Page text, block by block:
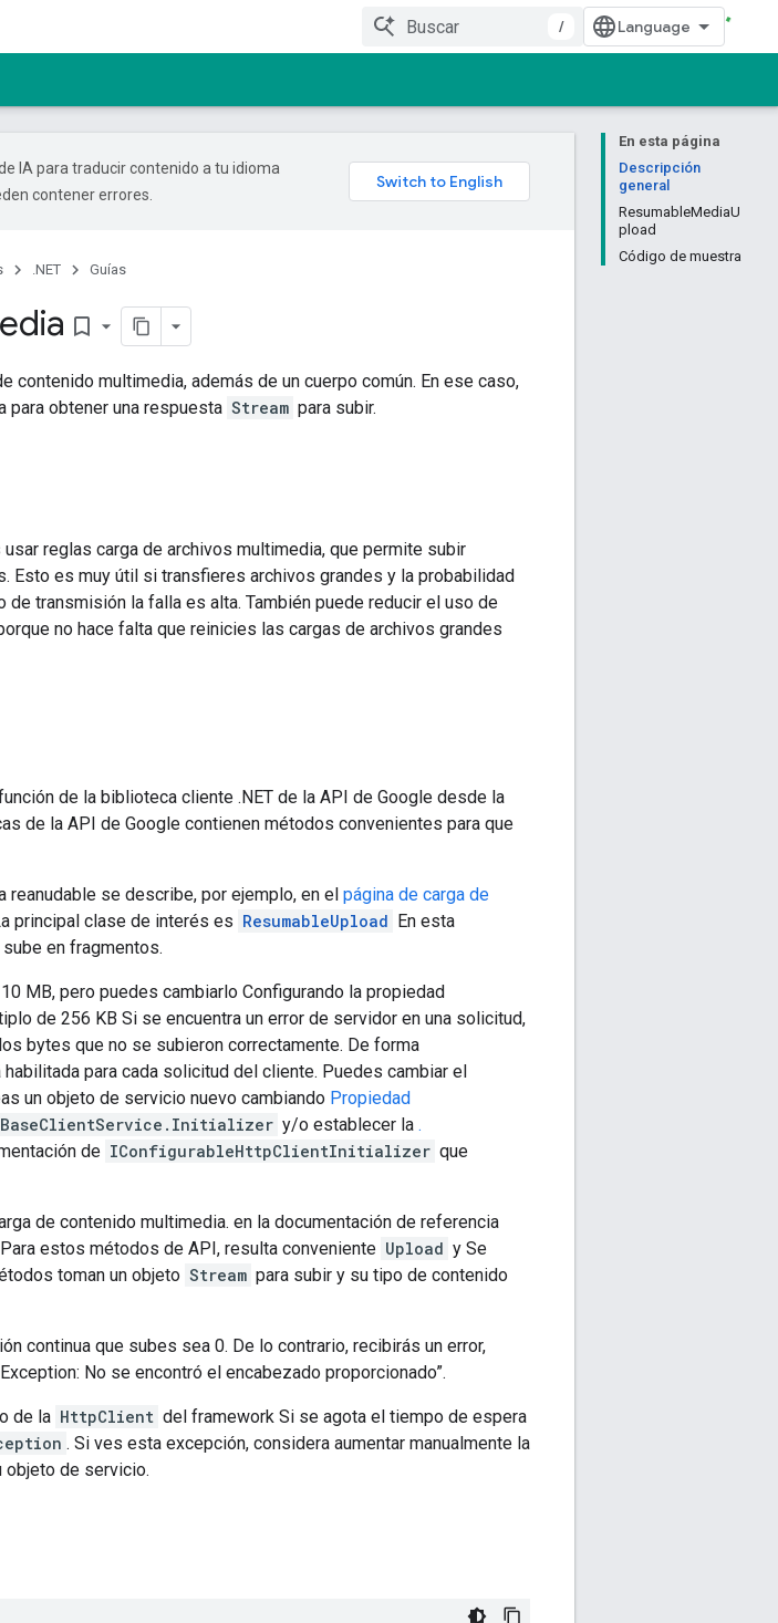
/
En esta página
Descripción
general
ResumableMediaU
pload
Código de muestra
IA para traducir contenido a tu idioma
contener errores.
.NET Guías
bookmark_border
contenido multimedia, además de un cuerpo común. En ese caso,
obtener una respuesta Stream para subir.
reglas carga de archivos multimedia, que permite subir
Esto es muy útil si transfieres archivos grandes y la probabilidad
de transmisión la falla es alta. También puede reducir el uso de
no hace falta que reinicies las cargas de archivos grandes
de la biblioteca cliente .NET de la API de Google desde la
de la API de Google contienen métodos convenientes para que
se describe, por ejemplo, en el página de carga de
principal clase de interés es ResumableUpload En esta
en fragmentos.
MB, pero puedes cambiarlo Configurando la propiedad
de 256 KB Si se encuentra un error de servidor en una solicitud,
bytes que no se subieron correctamente. De forma
para cada solicitud del cliente. Puedes cambiar el
un objeto de servicio nuevo cambiando Propiedad
BaseClientService.Initializer y/o establecer la .
de IConfigurableHttpClientInitializer que
de contenido multimedia. en la documentación de referencia
estos métodos de API, resulta conveniente Upload y Se
toman un objeto Stream para subir y su tipo de contenido
continua que subes sea 0. De lo contrario, recibirás un error,
No se encontró el encabezado proporcionado”.
de la HttpClient del framework Si se agota el tiempo de espera
. Si ves esta excepción, considera aumentar manualmente la
objeto de servicio.